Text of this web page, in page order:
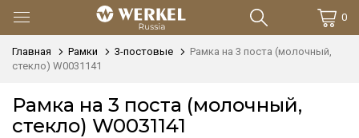
0
Главная Рамки 3-постовые
Рамка на 3 поста (молочный,
стекло) W0031141
Рамка на 3 поста (молочный,
стекло) W0031141